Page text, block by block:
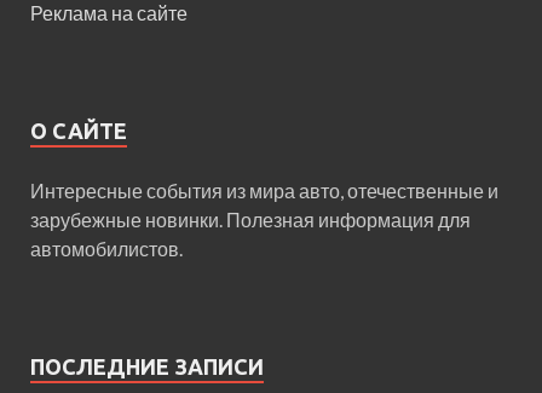
Реклама на сайте
О САЙТЕ
Интересные события из мира авто, отечественные и
зарубежные новинки. Полезная информация для
автомобилистов.
ПОСЛЕДНИЕ ЗАПИСИ